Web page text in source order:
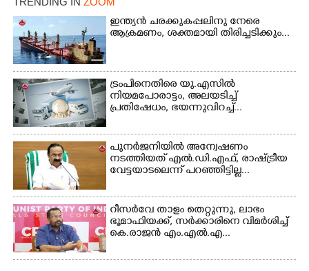
ഇന്ത്യൻ ചരക്കുകപ്പലിനു നേരെ
ആക്രമണം, ശക്തമായി തിരിച്ചടിക്കും...
ട്രംപിനെതിരെ യു.എസിൽ
നിയമപോരാട്ടം, അലയടിച്ച്
പ്രതിഷേധം, ഭയന്നുവിറച്ച്...
പുനർജനിയിൽ അന്വേഷണം
നടത്തിയത് എൽ.ഡി.എഫ്, രാഷ്ട്രീയ
വേട്ടയാടലെന്ന് പറഞ്ഞിട്ടില്ല...
റീസർവേ താളം തെറ്റുന്നു, ലാഭം
ഭൂമാഫിയക്ക്, സർക്കാരിനെ വിമർശിച്ച്
കെ.രാജൻ എം.എൽ.എ...